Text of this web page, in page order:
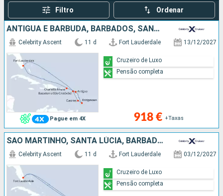
Filtro Ordenar
ANTÍGUA E BARBUDA, BARBADOS, SANTA LÚCIA, ESTADOS UNIDOS
Pague em 4X
Celebrity Ascent 11 d Fort Lauderdale 13/12/2027
918 € +Taxas
Cruzeiro de Luxo
Pensão completa
SÃO MARTINHO, SANTA LÚCIA, BARBADOS, ANTÍGUA E BARBUDA, ESTADOS UNIDOS
Celebrity Ascent 11 d Fort Lauderdale 03/12/2027
Cruzeiro de Luxo
Pensão completa